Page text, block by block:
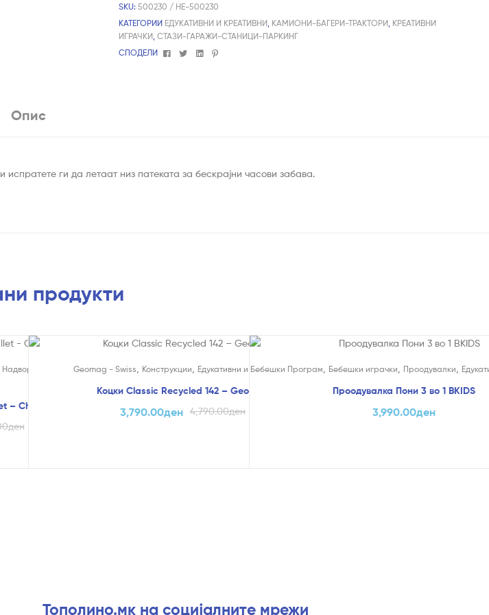
SKU:500230 / HE-500230
КАТЕГОРИИ ЕДУКАТИВНИ И КРЕАТИВНИ КАМИОНИ-БАГЕРИ-ТРАКТОРИ КРЕАТИВНИ
ИГРАЧКИ ,СТАЗИ-ГАРАЖИ-СТАНИЦИ-ПАРКИНГ
СПОДЕЛИ
FacebookTwitterLinkedin
Pinterest
Опис
ги да летаат низ патеката за бескрајни часови забава.
продукти
Најпродавано,
– Chicco
ден
Geomag - Swiss, Конструкции, Едукативни и Креативни
Коцки Classic Recycled 142 – Geomag
4,790.00ден
3,790.00ден
Бебешки Програм, Бебешки играчки, Проодувалки,
Проодувалка Пони 3 во 1 BKIDS
3,990.00ден
Тополино.мк на социјалните мрежи